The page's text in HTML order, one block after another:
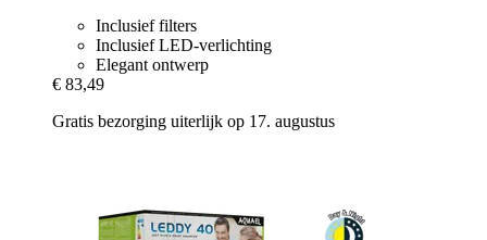
Inclusief filters
Inclusief LED-verlichting
Elegant ontwerp
€ 83,49
Gratis bezorging uiterlijk op 17. augustus